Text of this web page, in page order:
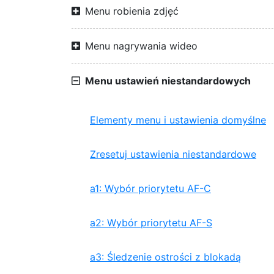
Menu robienia zdjęć
Menu nagrywania wideo
Menu ustawień niestandardowych
Elementy menu i ustawienia domyślne
Zresetuj ustawienia niestandardowe
a1: Wybór priorytetu AF-C
a2: Wybór priorytetu AF-S
a3: Śledzenie ostrości z blokadą